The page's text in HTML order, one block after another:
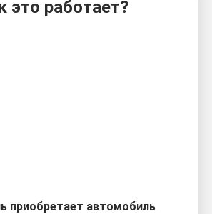
это работает?
приобретает автомобиль